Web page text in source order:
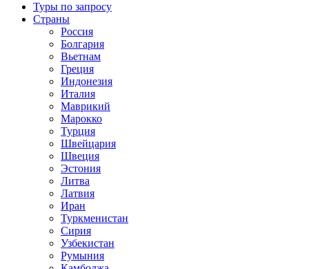
Туры по запросу
Страны
Россия
Болгария
Вьетнам
Греция
Индонезия
Италия
Маврикий
Марокко
Турция
Швейцария
Швеция
Эстония
Литва
Латвия
Иран
Туркменистан
Сирия
Узбекистан
Румыния